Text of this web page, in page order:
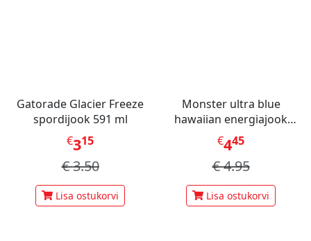
Gatorade Glacier Freeze
spordijook 591 ml
€315
€3.50
Lisa ostukorvi
Monster ultra blue
hawaiian energiajook
473ml
€445
€4.95
Lisa ostukorvi